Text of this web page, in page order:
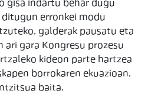
gisa indartu behar dugu
ditugun erronkei modu
galderak pausatu eta
ari gara Kongresu prozesu
kideon parte hartzea
borrokaren ekuazioan,
baita.